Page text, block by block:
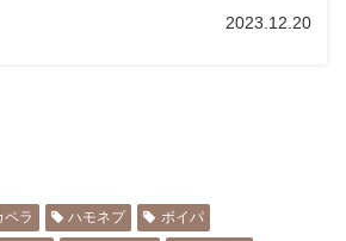
2023.12.20
ペラ ハモネプ
ボイパ